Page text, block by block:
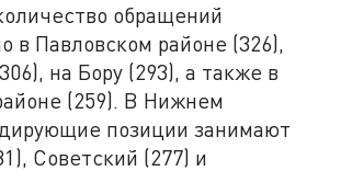
обращений
в Павловском районе (326),
на Бору (293), а также в
(259). В Нижнем
позиции занимают
Советский (277) и